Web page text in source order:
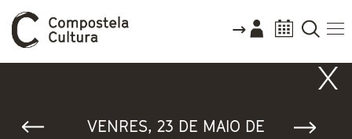
VENRES, 23 DE MAIO DE